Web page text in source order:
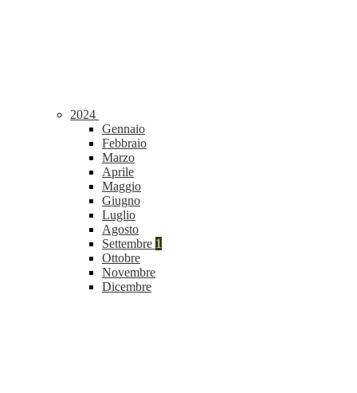
2024
Gennaio
Febbraio
Marzo
Aprile
Maggio
Giugno
Luglio
Agosto
Settembre 1
Ottobre
Novembre
Dicembre